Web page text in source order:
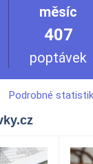
měsíc
407
poptávek
Podrobné